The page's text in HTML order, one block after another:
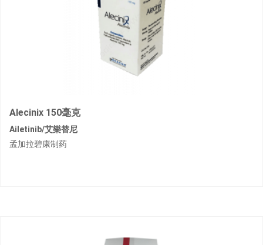
Alecinix 150毫克
Ailetinib/艾樂替尼
孟加拉碧康制药